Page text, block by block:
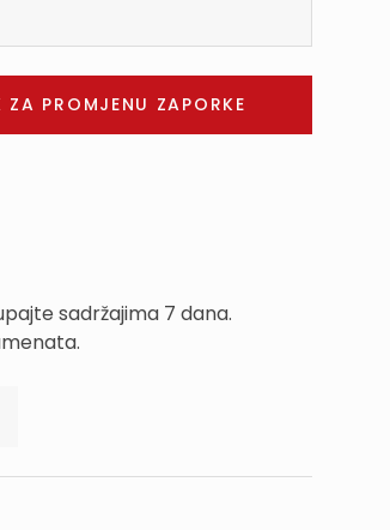
sadržajima 7 dana.